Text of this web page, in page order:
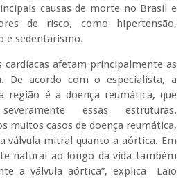
causas de morte no Brasil e
de risco, como hipertensão,
e sedentarismo.
cardíacas afetam principalmente as
De acordo com o especialista, a
região é a doença reumática, que
essas estruturas.
muitos casos de doença reumática,
válvula mitral quanto a aórtica. Em
natural ao longo da vida também
a válvula aórtica”, explica Laio